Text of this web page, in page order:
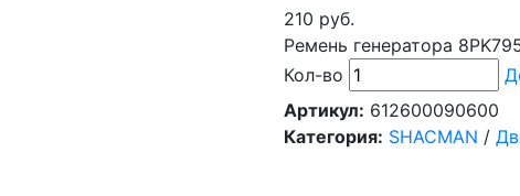
210 руб.
Ремень генератора
Кол-во
Артикул: 612600090600
Категория: SHACMAN /